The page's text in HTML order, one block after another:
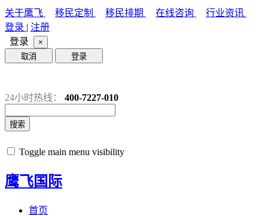
关于鹰飞 移民定制 移民排期 在线咨询
行业资讯
登录 | 注册
登录
×
取消
登录
24小时热线： 400-7227-010
搜索
Toggle main menu visibility
鹰飞国际
首页